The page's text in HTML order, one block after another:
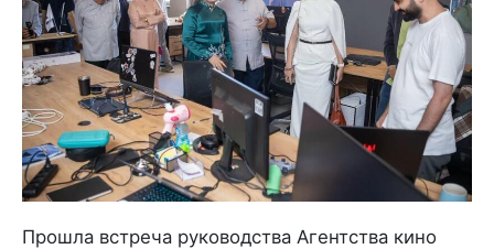
Прошла встреча руководства Агентства кино